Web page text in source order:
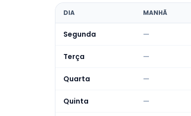
DIA MANHÃ
Segunda —
Terça —
Quarta —
Quinta —